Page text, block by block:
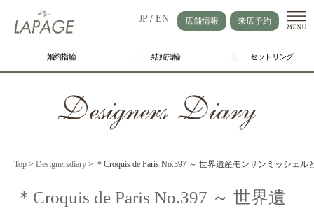
来店予約
店舗情報
JP / EN
婚約指輪 結婚指輪 セットリング
Top > Designersdiary > ＊Croquis de Paris No.397 ～ 世界遺産モンサンミッシェル
＊Croquis de Paris No.397 ～ 世界遺